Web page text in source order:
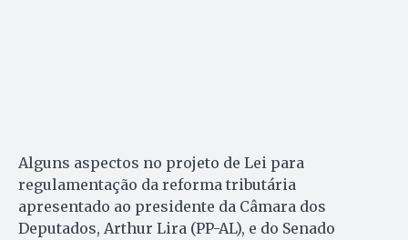
Alguns aspectos no projeto de Lei para
regulamentação da reforma tributária
apresentado ao presidente da Câmara dos
Deputados, Arthur Lira (PP-AL), e do Senado